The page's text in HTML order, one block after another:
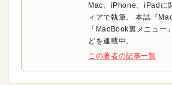
Mac、iPhone、iPadに
ィアで執筆。 本誌『
「MacBook裏メニュー
どを連載中。
この著者の記事一覧